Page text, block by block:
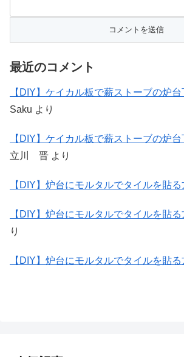
最近のコメント
【DIY】ケイカル板で薪ストーブの炉
Saku より
【DIY】ケイカル板で薪ストーブの炉
立川 晋 より
【DIY】炉台にモルタルでタイルを貼
【DIY】炉台にモルタルでタイルを貼
り
【DIY】炉台にモルタルでタイルを貼